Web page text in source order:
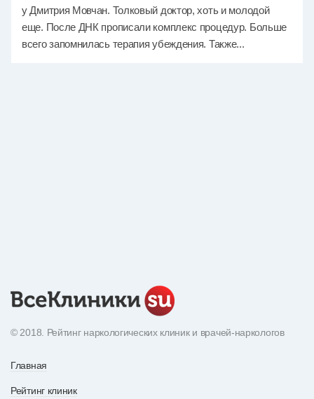
у Дмитрия Мовчан. Толковый доктор, хоть и молодой
еще. После ДНК прописали комплекс процедур. Больше
всего запомнилась терапия убеждения. Также...
© 2018. Рейтинг наркологических клиник и врачей-наркологов
Главная
Рейтинг клиник